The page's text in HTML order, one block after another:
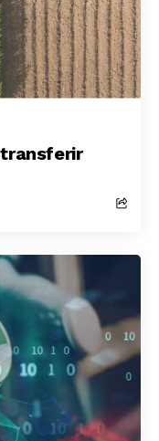
transferir